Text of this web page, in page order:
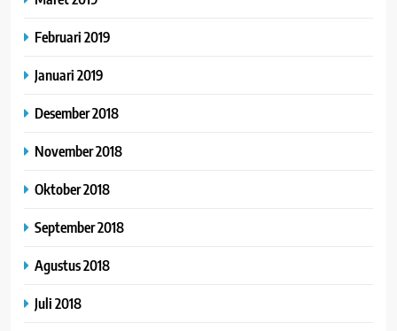
Februari 2019
Januari 2019
Desember 2018
November 2018
Oktober 2018
September 2018
Agustus 2018
Juli 2018